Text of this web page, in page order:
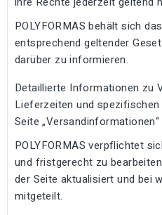
POLYFORMAS behält sich
entsprechend geltender
darüber zu informieren.
Detaillierte Informationen zu
Lieferzeiten und
Seite
POLYFORMAS verpflichtet
und fristgerecht zu
der Seite aktualisiert und bei
mitgeteilt.